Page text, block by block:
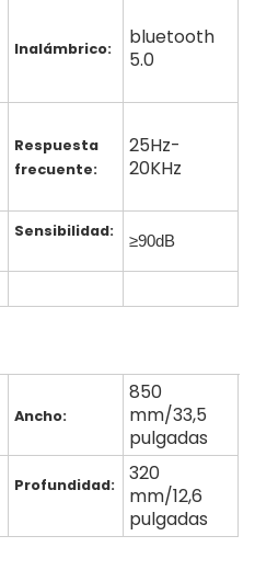
Inalámbrico:
bluetooth
5.0
Respuesta
frecuente:
25Hz-
20KHz
Sensibilidad: ≥90dB
Ancho:
850
mm/33,5
pulgadas
Profundidad:
320
mm/12,6
pulgadas